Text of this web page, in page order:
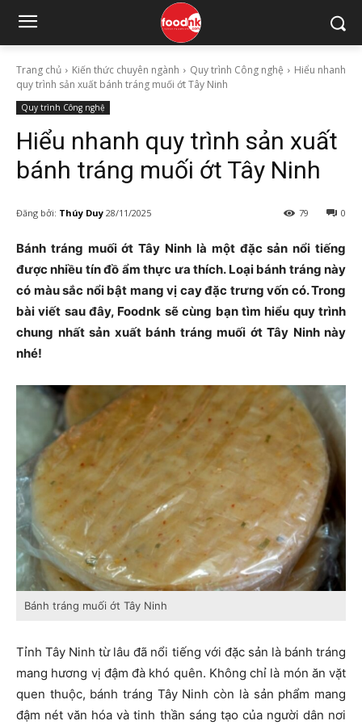
Trang chủ Kiến thức chuyên ngành Quy trình Công nghệ
Hiểu nhanh
quy trình sản xuất bánh tráng muối ớt Tây Ninh
Quy trình Công nghệ
Hiểu nhanh quy trình sản xuất
bánh tráng muối ớt Tây Ninh
Đăng bởi: Thúy Duy 28/11/2025 0
79
Bánh tráng muối ớt Tây Ninh là một đặc sản nổi tiếng
được nhiều tín đồ ẩm thực ưa thích. Loại bánh tráng này
có màu sắc nổi bật mang vị cay đặc trưng vốn có. Trong
bài viết sau đây, Foodnk sẽ cùng bạn tìm hiểu quy trình
chung nhất sản xuất bánh tráng muối ớt Tây Ninh này
nhé!
Bánh tráng muối ớt Tây Ninh
Tỉnh Tây Ninh từ lâu đã nổi tiếng với đặc sản là bánh tráng
mang hương vị đậm đà khó quên. Không chỉ là món ăn vặt
quen thuộc, bánh tráng Tây Ninh còn là sản phẩm mang
đậm nét văn hóa và tinh thần sáng tạo của người dân nơi